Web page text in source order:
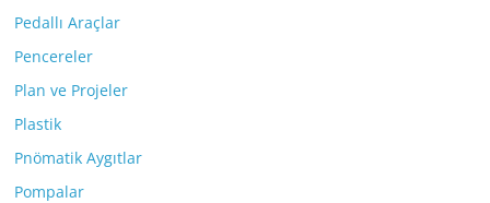
Pedallı Araçlar
Pencereler
Plan ve Projeler
Plastik
Pnömatik Aygıtlar
Pompalar